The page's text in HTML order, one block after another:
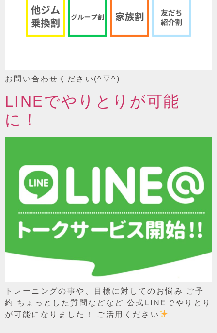
お問い合わせください(^▽^)
LINEでやりとりが可能
に！
トレーニングの事や、目標に対してのお悩み ご予
約 ちょっとした質問などなど 公式LINEでやりとり
が可能になりました！ ご活用ください